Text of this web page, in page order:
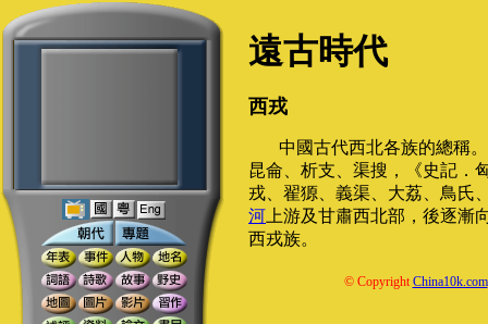
遠古時代
西戎
中國古代西北各族的總稱
昆侖、析支、渠搜，《史記．
戎、翟獂、義渠、大荔、鳥氏
河 上游及甘肅西北部，後逐漸
西戎族。
© CopyrightChina10k.com